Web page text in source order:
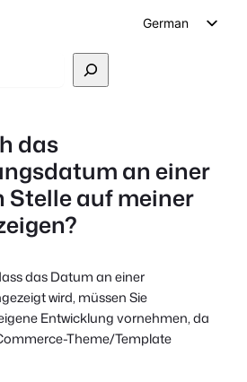
German
Portuguese
French
das
an einer
auf meiner
das Datum an einer
wird, müssen Sie
Entwicklung vornehmen, da
Theme/Template